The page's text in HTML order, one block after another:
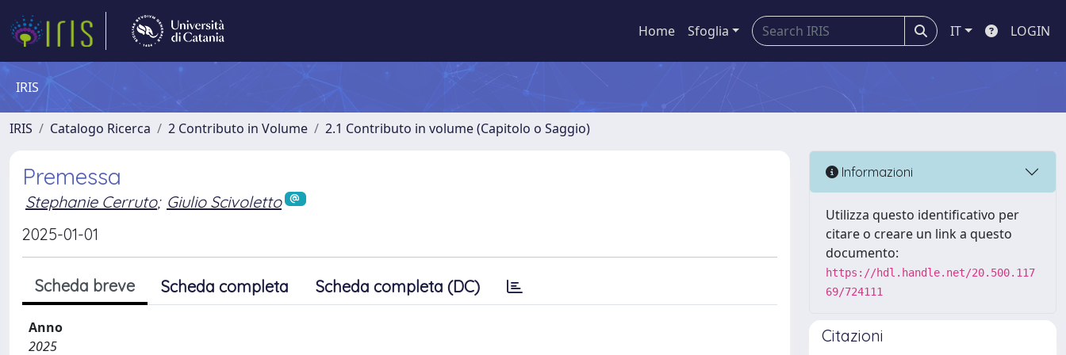
Home Sfoglia IT LOGIN
IRIS
IRIS Catalogo Ricerca 2 Contributo in Volume 2.1 Contributo in volume (Capitolo o Saggio)
Premessa
Stephanie Cerruto; Giulio Scivoletto
2025-01-01
Scheda breve Scheda completa Scheda completa (DC)
Anno
2025
Informazioni
Utilizza questo identificativo per
citare o creare un link a questo
documento:
https://hdl.handle.net/20.500.117
69/724111
Citazioni